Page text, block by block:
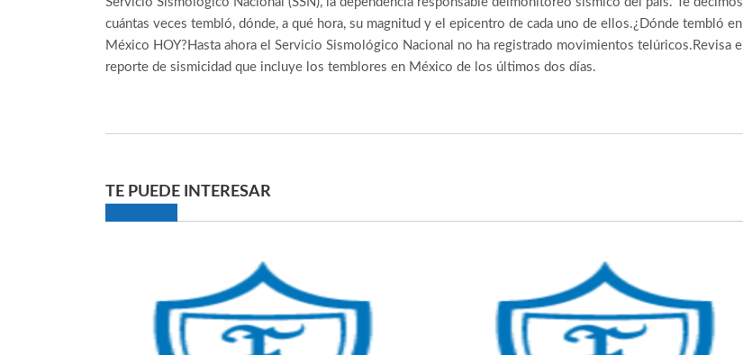
cuántas veces tembló, dónde, a qué hora, su magnitud y el epicentro de cada uno de ellos.​¿Dónde tembló en
México HOY?Hasta ahora el Servicio Sismológico Nacional no ha registrado movimientos telúricos.Revisa el
reporte de sismicidad que incluye los temblores en México de los últimos dos días.
TE PUEDE INTERESAR